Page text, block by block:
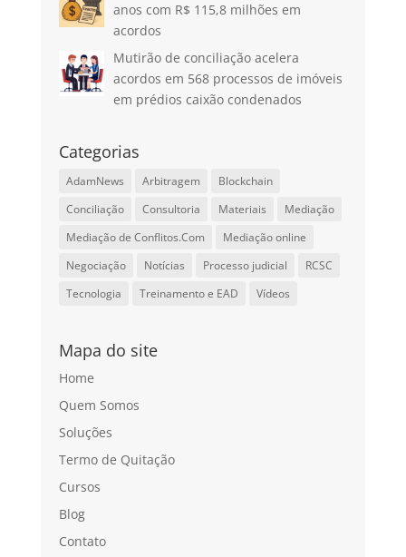
anos com R$ 115,8 milhões em
acordos
Mutirão de conciliação acelera
acordos em 568 processos de imóveis
em prédios caixão condenados
Categorias
AdamNews Arbitragem
Blockchain
Conciliação
Consultoria Materiais
Mediação
Mediação de Conflitos.Com
Mediação online
Negociação
Notícias Processo judicial
RCSC
Tecnologia
Treinamento e EAD Vídeos
Mapa do site
Home
Quem Somos
Soluções
Termo de Quitação
Cursos
Blog
Contato